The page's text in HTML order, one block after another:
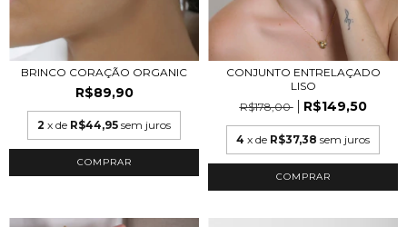
BRINCO CORAÇÃO ORGANIC
R$89,90
2 x de R$44,95 sem juros
CONJUNTO ENTRELAÇADO
LISO
R$178,00
R$149,50
4 x de R$37,38 sem juros
COMPRAR